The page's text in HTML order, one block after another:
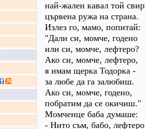
най-жален кавал той
цървена ружа на страна.
Излез го, мамо, попитай:
"Дали си, момче, годено
или си, момче, лефтеро?
Ако си, момче, лефтеро,
я имам щерка Тодорка -
за любе да га залюбиш.
Ако си, момче, годено,
побратим да се окичиш."
Момченце баба думаше:
- Нито съм, бабо,